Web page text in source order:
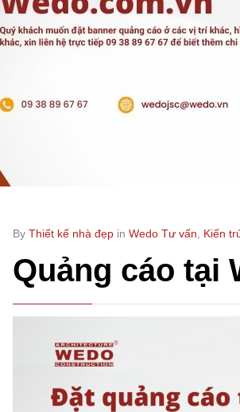
By Thiết kế nhà đẹp in Wedo Tư vấn Kiến
Quảng cáo tại